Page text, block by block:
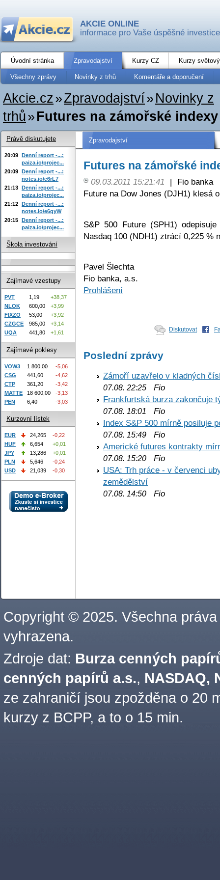
AKCIE ONLINE
informace pro Vaše úspěšné investice
Úvodní stránka Zpravodajství Kurzy CZ Kurzy
Všechny zprávy Novinky z trhů Komentáře a doporučení
Akcie.cz»Zpravodajství» Novinky z
trhů»Futures na zámořské
Zpravodajství
Futures na zámořské
09.03.2011 15:21:41 |
Fio banka
Future na Dow Jones (DJH1) klesá
S&P 500 Future (SPH1)
Nasdaq 100 (NDH1) ztrácí 0,225 %
Pavel Šlechta
Fio banka, a.s.
Prohlášení
Diskutovat
Poslední zprávy
Zámoří uzavřelo v kladných
07.08. 22:25 Fio
Frankfurtská burza zakončuje
07.08. 18:01
Fio
Index S&P 500 mírně posiluje
07.08. 15:49 Fio
Americké futures kontrakty
07.08. 15:20 Fio
USA: Trh práce - v červenci
zemědělství
07.08. 14:50 Fio
Právě diskutujete
20:09 Denní report -...:
paiza.io/projec...
20:09 Denní report -...:
notes.io/e6rL7
21:13 Denní report -...:
paiza.io/projec...
21:12 Denní report -...:
notes.io/e6qyW
20:15 Denní report -...:
paiza.io/projec...
Škola investování
Zajímavé vzestupy
PVT 1,19
+38,37
NLOK
600,00
+3,99
FIXZO
53,00
+3,92
CZGCE
985,00
+3,14
UQA
441,80 +1,61
Zajímavé poklesy
VOW3 1 800,00
-5,06
CSG
441,60
-4,62
CTP
361,20
-3,42
MATTE
18 600,00
-3,13
PEN
6,40 -3,03
Kurzovní lístek
EUR 24,265
-0,22
HUF
6,654
+0,01
JPY
13,286
+0,01
PLN
5,646
-0,24
USD
21,039 -0,30
Copyright © 2025. Všechna práva
vyhrazena.
Zdroje dat: Burza cenných
cenných papírů a.s., NASDAQ,
ze zahraničí jsou zpožděna o 20
kurzy z BCPP, a to o 15 min.